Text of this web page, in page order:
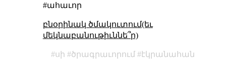
#ահաւոր
բնօրինակ ծմակուտում(եւ
մեկնաբանութիւննե՞ր)
սի ծրագրաւորում
էկրանահան